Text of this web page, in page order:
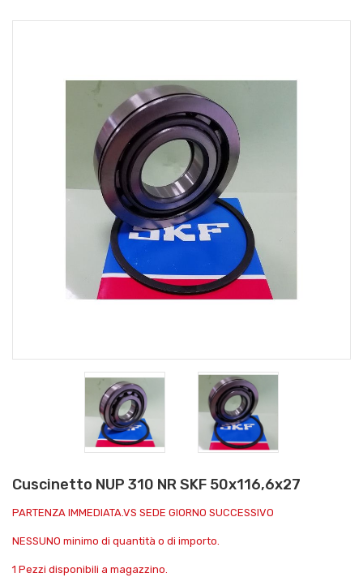
Cuscinetto NUP 310 NR SKF 50x116,6x27
PARTENZA IMMEDIATA.VS SEDE GIORNO SUCCESSIVO
NESSUNO minimo di quantità o di importo.
1 Pezzi disponibili a magazzino.